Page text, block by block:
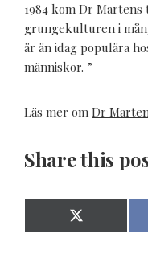
1984 kom Dr
grungekulturen i
är än idag populära
människor. ”
Läs mer om Dr
Share this
Dela
på
X
(Twitter)